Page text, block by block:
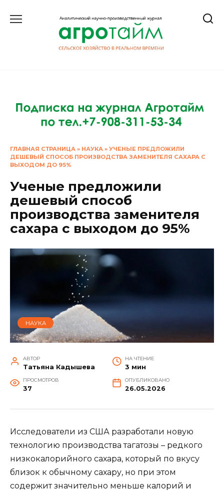
ГЛАВНАЯ СТРАНИЦА » НАУКА » УЧЕНЫЕ ПРЕДЛОЖИЛИ
ДЕШЕВЫЙ СПОСОБ ПРОИЗВОДСТВА ЗАМЕНИТЕЛЯ САХАРА С
ВЫХОДОМ ДО 95%
Ученые предложили
дешевый способ
производства заменителя
сахара с выходом до 95%
НАУКА
АВТОР
Татьяна Кадышева
НА ЧТЕНИЕ
3 мин
ПРОСМОТРОВ
37
ОПУБЛИКОВАНО
26.05.2026
Исследователи из США разработали новую
технологию производства тагатозы – редкого
низкокалорийного сахара, который по вкусу
близок к обычному сахару, но при этом
содержит значительно меньше калорий и